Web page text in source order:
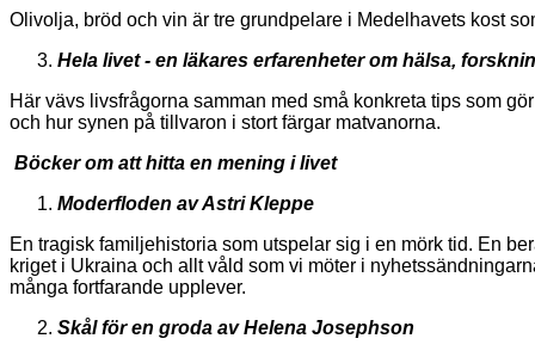
Olivolja, bröd och vin är tre grundpelare i Medelhavets kost
Hela livet - en läkares erfarenheter om hälsa,
Här vävs livsfrågorna samman med små konkreta tips som
och hur synen på tillvaron i stort färgar matvanorna.
Böcker om att hitta en mening i livet
Moderfloden av Astri Kleppe
En tragisk familjehistoria som utspelar sig i en mörk tid. En
kriget i Ukraina och allt våld som vi möter i
många fortfarande upplever.
Skål för en groda avHelena Josephson